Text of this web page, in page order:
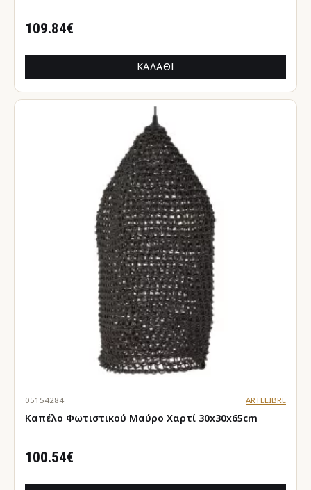
109.84€
ΚΑΛΆΘΙ
05154284 ARTELIBRE
Καπέλο Φωτιστικού Μαύρο Χαρτί 30x30x65cm
100.54€